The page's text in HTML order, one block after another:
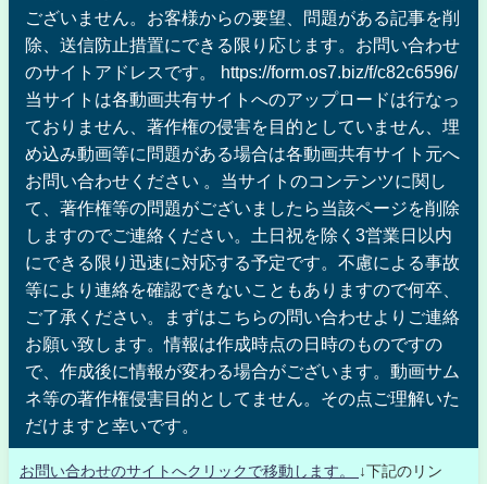
ございません。お客様からの要望、問題がある記事を削
除、送信防止措置にできる限り応じます。お問い合わせ
のサイトアドレスです。 https://form.os7.biz/f/c82c6596/
当サイトは各動画共有サイトへのアップロードは行なっ
ておりません、著作権の侵害を目的としていません、埋
め込み動画等に問題がある場合は各動画共有サイト元へ
お問い合わせください 。当サイトのコンテンツに関し
て、著作権等の問題がございましたら当該ページを削除
しますのでご連絡ください。土日祝を除く3営業日以内
にできる限り迅速に対応する予定です。不慮による事故
等により連絡を確認できないこともありますので何卒、
ご了承ください。まずはこちらの問い合わせよりご連絡
お願い致します。情報は作成時点の日時のものですの
で、作成後に情報が変わる場合がございます。動画サム
ネ等の著作権侵害目的としてません。その点ご理解いた
だけますと幸いです。
お問い合わせのサイトへクリックで移動します。
↓下記のリン